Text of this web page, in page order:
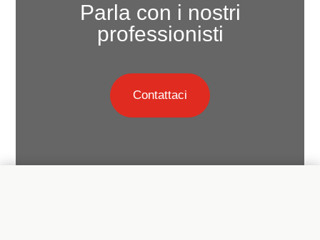
Parla con i nostri
professionisti
Contattaci